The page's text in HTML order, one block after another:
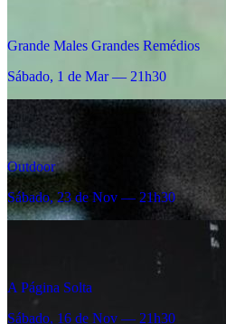
Grande Males Grandes Remédios
Sábado, 1 de Mar — 21h30
Outdoor
Sábado, 23 de Nov — 21h30
A Página Solta
Sábado, 16 de Nov — 21h30